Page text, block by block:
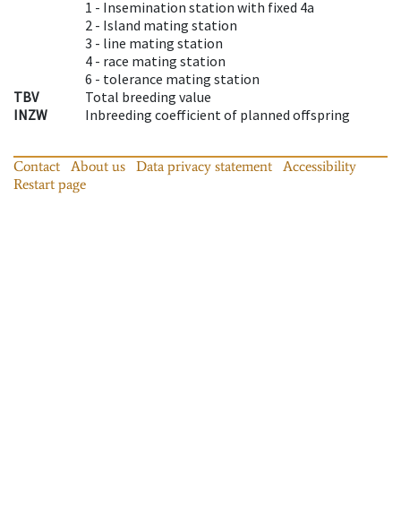
1 - Insemination station with fixed 4a
2 - Island mating station
3 - line mating station
4 - race mating station
6 - tolerance mating station
TBV
Total breeding value
INZW
Inbreeding coefficient of planned offspring
Contact About us Data privacy statement
Accessibility
Restart page